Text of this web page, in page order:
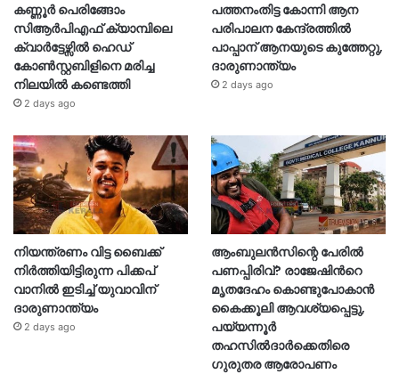
കണ്ണൂർ പെരിങ്ങോം
സിആർപിഎഫ് ക്യാമ്പിലെ
ക്വാർട്ടേഴ്സിൽ ഹെഡ്
കോൺസ്റ്റബിളിനെ മരിച്ച
നിലയിൽ കണ്ടെത്തി
2 days ago
പത്തനംതിട്ട കോന്നി ആന
പരിപാലന കേന്ദ്രത്തിൽ
പാപ്പാന് ആനയുടെ കുത്തേറ്റു,
ദാരുണാന്ത്യം
2 days ago
നിയന്ത്രണം വിട്ട ബൈക്ക്
നിർത്തിയിട്ടിരുന്ന പിക്കപ്
വാനിൽ ഇടിച്ച് യുവാവിന്
ദാരുണാന്ത്യം
2 days ago
ആംബുലൻസിന്റെ പേരിൽ
പണപ്പിരിവ്? രാജേഷിന്‍റെ
മൃതദേഹം കൊണ്ടുപോകാൻ
കൈക്കൂലി ആവശ്യപ്പെട്ടു,
പയ്യന്നൂർ
തഹസിൽദാർക്കെതിരെ
ഗുരുതര ആരോപണം